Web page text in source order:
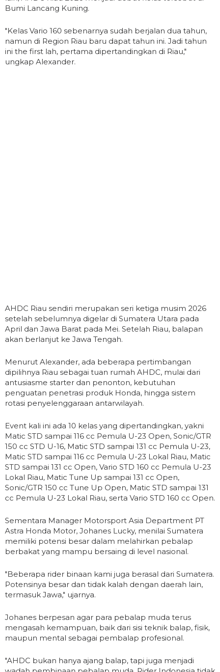
Bumi Lancang Kuning.
"Kelas Vario 160 sebenarnya sudah berjalan dua tahun,
namun di Region Riau baru dapat tahun ini. Jadi tahun
ini the first lah, pertama dipertandingkan di Riau,"
ungkap Alexander.
AHDC Riau sendiri merupakan seri ketiga musim 2026
setelah sebelumnya digelar di Sumatera Utara pada
April dan Jawa Barat pada Mei. Setelah Riau, balapan
akan berlanjut ke Jawa Tengah.
Menurut Alexander, ada beberapa pertimbangan
dipilihnya Riau sebagai tuan rumah AHDC, mulai dari
antusiasme starter dan penonton, kebutuhan
penguatan penetrasi produk Honda, hingga sistem
rotasi penyelenggaraan antarwilayah.
Event kali ini ada 10 kelas yang dipertandingkan, yakni
Matic STD sampai 116 cc Pemula U-23 Open, Sonic/GTR
150 cc STD U-16, Matic STD sampai 131 cc Pemula U-23,
Matic STD sampai 116 cc Pemula U-23 Lokal Riau, Matic
STD sampai 131 cc Open, Vario STD 160 cc Pemula U-23
Lokal Riau, Matic Tune Up sampai 131 cc Open,
Sonic/GTR 150 cc Tune Up Open, Matic STD sampai 131
cc Pemula U-23 Lokal Riau, serta Vario STD 160 cc Open.
Sementara Manager Motorsport Asia Department PT
Astra Honda Motor, Johanes Lucky, menilai Sumatera
memiliki potensi besar dalam melahirkan pebalap
berbakat yang mampu bersaing di level nasional.
"Beberapa rider binaan kami juga berasal dari Sumatera.
Potensinya besar dan tidak kalah dengan daerah lain,
termasuk Jawa," ujarnya.
Johanes berpesan agar para pebalap muda terus
mengasah kemampuan, baik dari sisi teknik balap, fisik,
maupun mental sebagai pembalap profesional.
"AHDC bukan hanya ajang balap, tapi juga menjadi